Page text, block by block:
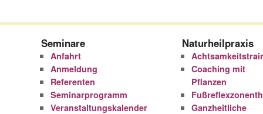
Seminare
Anfahrt
Anmeldung
Referenten
Seminarprogramm
Veranstaltungskalender
Naturheilpraxis
Coaching mit
Pflanzen
Ganzheitliche